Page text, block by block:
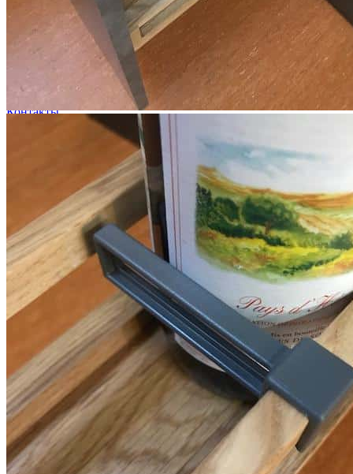
О нас
Контакты
Серия TETRIS top (ТЕТРИС топ) для хранения столовых
Серия TETRIS more (ТЕТРИС мор) органайзеры для посуды
Серия ANY KITCHEN (ЭНИ КИЧЕН) модульная система
лотков и разделителей
Серия BLACKWOOD (БЛЭКВУД) модульная система в
уникальном дизайне
Серия PRIMA (ПРИМА) Орех
Кухонные аксессуары
Бутылочницы
Мебельные ручки
Коллекция TETRIS top
Контакты
+7 (495) 150-06-22 доб. 125
г. Москва, Международное шоссе, 4
sales@only-wood.com
График работы
Пн-Пт: 09:00 - 18:00
Наверх